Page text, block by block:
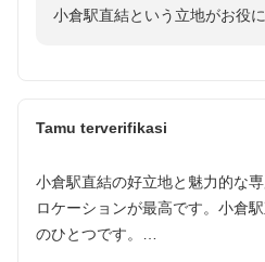
小倉駅直結という立地がお役
彩なメニューをご用意しており
一日の始まりを心地よくお迎
しておりますので、次回お越
ただけましたら幸いでございま
Tamu terverifikasi
小倉駅直結の好立地と魅力的な
ロケーションが最高です。小倉
のひとつです。